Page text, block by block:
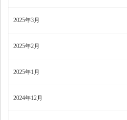
2025年3月
2025年2月
2025年1月
2024年12月